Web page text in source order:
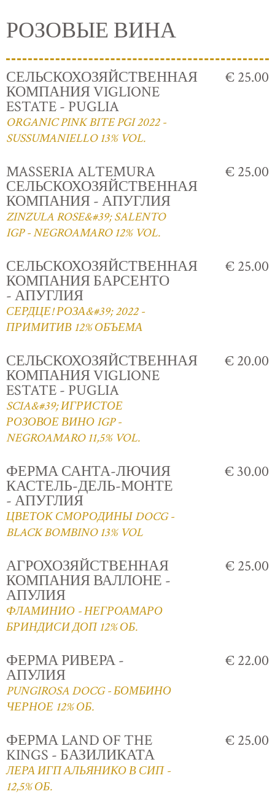
РОЗОВЫЕ ВИНА
СЕЛЬСКОХОЗЯЙСТВЕННАЯ
КОМПАНИЯ VIGLIONE
ESTATE - PUGLIA
ORGANIC PINK BITE PGI 2022 -
SUSSUMANIELLO 13% VOL.
€ 25.00
MASSERIA ALTEMURA
СЕЛЬСКОХОЗЯЙСТВЕННАЯ
КОМПАНИЯ - АПУГЛИЯ
ZINZULA ROSE&#39; SALENTO
IGP - NEGROAMARO 12% VOL.
€ 25.00
СЕЛЬСКОХОЗЯЙСТВЕННАЯ
КОМПАНИЯ БАРСЕНТО
- АПУГЛИЯ
СЕРДЦЕ! РОЗА&#39; 2022 -
ПРИМИТИВ 12% ОБЪЕМА
€ 25.00
СЕЛЬСКОХОЗЯЙСТВЕННАЯ
КОМПАНИЯ VIGLIONE
ESTATE - PUGLIA
SCIA&#39; ИГРИСТОЕ
РОЗОВОЕ ВИНО IGP -
NEGROAMARO 11,5% VOL.
€ 20.00
ФЕРМА САНТА-ЛЮЧИЯ
КАСТЕЛЬ-ДЕЛЬ-МОНТЕ
- АПУГЛИЯ
ЦВЕТОК СМОРОДИНЫ DOCG -
BLACK BOMBINO 13% VOL
€ 30.00
АГРОХОЗЯЙСТВЕННАЯ
КОМПАНИЯ ВАЛЛОНЕ -
АПУЛИЯ
ФЛАМИНИО - НЕГРОАМАРО
БРИНДИСИ ДОП 12% ОБ.
€ 25.00
ФЕРМА РИВЕРА -
АПУЛИЯ
PUNGIROSA DOCG - БОМБИНО
ЧЕРНОЕ 12% ОБ.
€ 22.00
ФЕРМА LAND OF THE
KINGS - БАЗИЛИКАТА
ЛЕРА ИГП АЛЬЯНИКО В СИП -
12,5% ОБ.
€ 25.00